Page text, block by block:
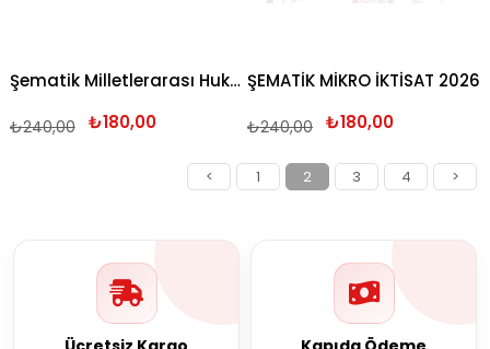
Şematik Milletlerarası Hukuk Milletlerarası Özel Hukuk 2026
₺180,00
₺240,00
ŞEMATİK MİKRO İKTİSAT 2026
₺180,00
₺240,00
< 1 2 3 4 >